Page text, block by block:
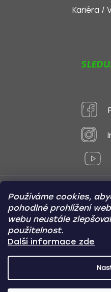
Používáme cookies,
pohodlné prohlížení
webu neustále
použitelnost.
Další informace zde
Kariéra /
Online
Copyright (c) 2012 -2026